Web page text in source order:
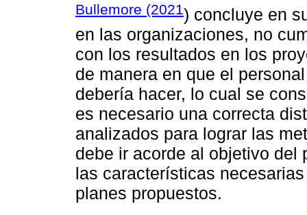
Bullemore (2021) concluye en
en las organizaciones, no
con los resultados en los
de manera en que el
debería hacer, lo cual se
es necesario una correcta
analizados para lograr las
debe ir acorde al objetivo del
las características
planes propuestos.